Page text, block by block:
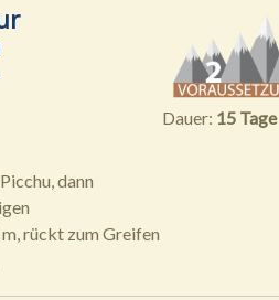
dann
rückt zum Greifen
Dauer: 15 Tage